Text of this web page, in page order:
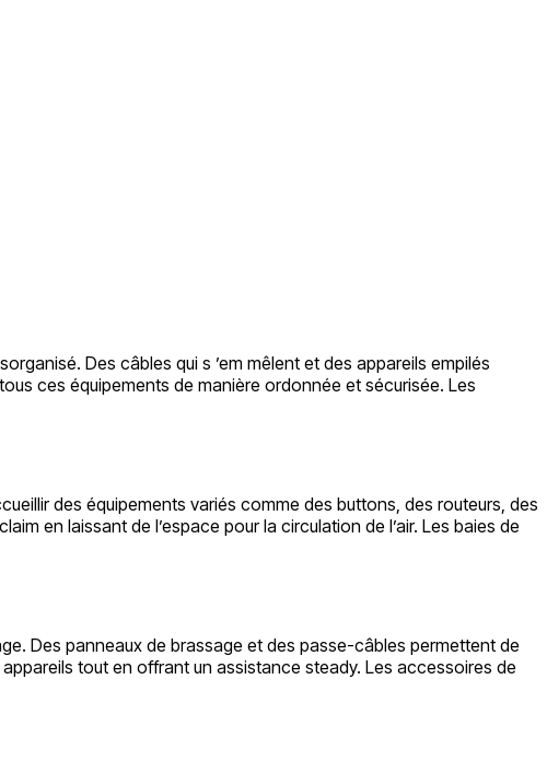
Des câbles qui s ’em mêlent et des appareils empilés
ces équipements de manière ordonnée et sécurisée. Les
des équipements variés comme des buttons, des routeurs, des
en laissant de l’espace pour la circulation de l’air. Les baies de
Des panneaux de brassage et des passe-câbles permettent de
tout en offrant un assistance steady. Les accessoires de